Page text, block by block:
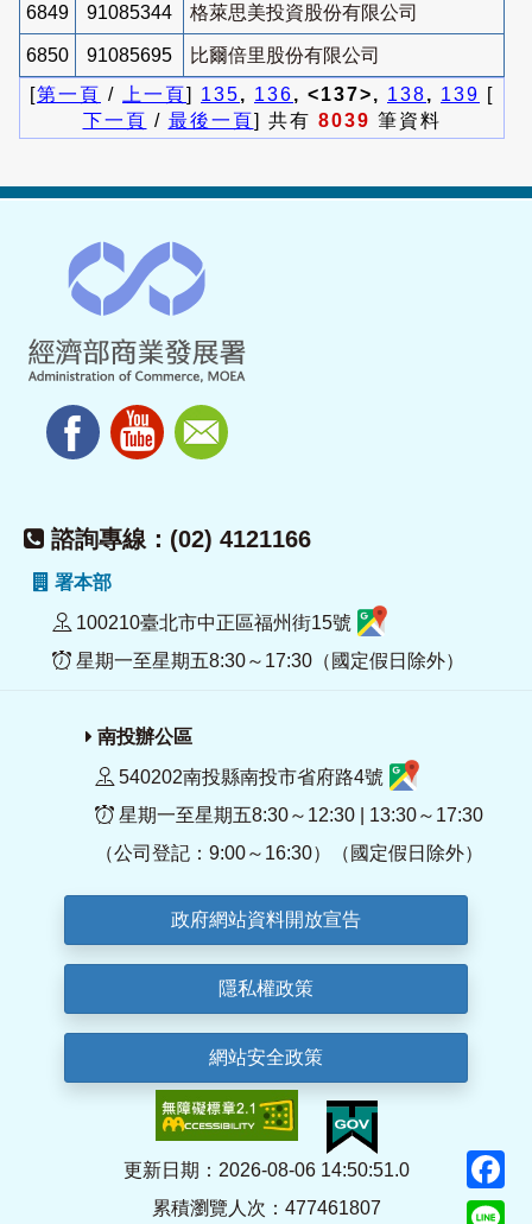
6849 91085344 格萊思美投資股份有限公司
6850 91085695
比爾倍里股份有限公司
[第一頁 / 上一頁] 135, 136, <137>, 138, 139 [
下一頁 / 最後一頁] 共有 8039 筆資料
諮詢專線：(02) 4121166
署本部
100210臺北市中正區福州街15號
星期一至星期五8:30～17:30（國定假日除外）
南投辦公區
540202南投縣南投市省府路4號
星期一至星期五8:30～12:30 | 13:30～17:30
（公司登記：9:00～16:30）（國定假日除外）
政府網站資料開放宣告
隱私權政策
網站安全政策
更新日期：2026-08-06 14:50:51.0
累積瀏覽人次：477461807